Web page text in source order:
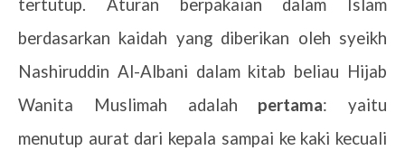
tertutup. Aturan berpakaian dalam Islam
berdasarkan kaidah yang diberikan oleh syeikh
Nashiruddin Al-Albani dalam kitab beliau Hijab
Wanita Muslimah adalah pertama: yaitu
menutup aurat dari kepala sampai ke kaki kecuali